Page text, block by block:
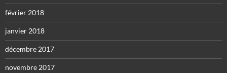
février 2018
janvier 2018
décembre 2017
novembre 2017